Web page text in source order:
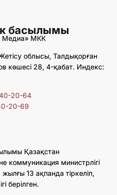
басылымы
Медиа» МКК
облысы, Талдықорған
көшесі 28, 4-қабат. Индекс:
20-64
20-69
Қазақстан
коммуникация министрлігі
13 ақпанда тіркеліп,
берілген.